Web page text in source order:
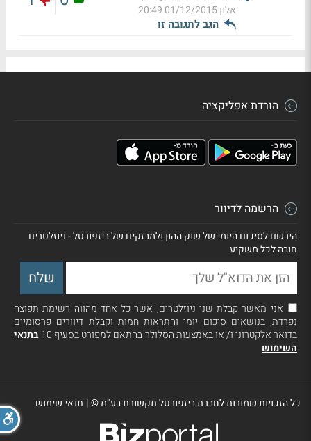
אלון01/12/2015 20:49
הגב לתגובה זו
הורדת אפליקציה
הרשמה לדיוור
הירשם לסיכום היומי של שוק ההון ולמבזקים של ביזפורטל - ניוזלטרים
חובה לכל משקיע
אני מאשר קבלת שני ניוזלטרים, אשר כל אחד מהווה רשימת תפוצה
נפרדת, בנושאים סיכום יומי והתראות חמות וקבלת דיוורים פרסומיים
בדואר אלקטרוני ו/ או באמצעות הסלולר בהתאם למפורט בסעיף 10
בתנאי
השימוש
כל הזכויות שמורות לחברת ביזפורטל תקשורת בע"מ ©| תנאי שימוש